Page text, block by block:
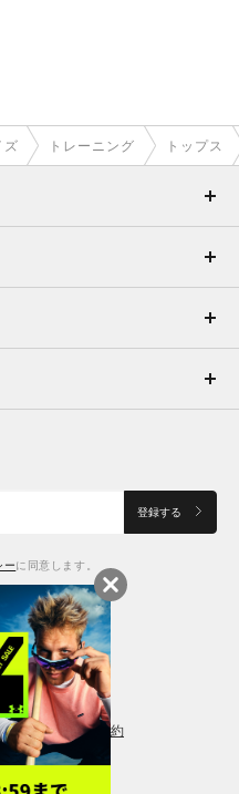
ズ トレーニング トップス
登録する
ーに同意します。
の表記 会員規約